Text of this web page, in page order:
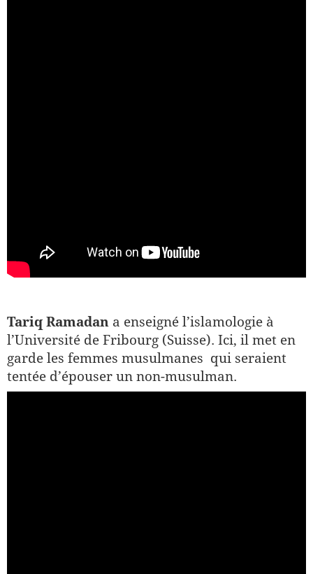
Tariq Ramadan a enseigné l’islamologie à
l’Université de Fribourg (Suisse). Ici, il met en
garde les femmes musulmanes qui seraient
tentée d’épouser un non-musulman.